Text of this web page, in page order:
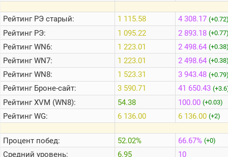
стримеров
Информация
Онлайн
Цветовая
шкала
Теlegram
ВК
Портал
РейтингРЭ старый:
РейтингРЭ:
РейтингWN6:
РейтингWN7:
РейтингWN8:
РейтингБроне-сайт:
РейтингXVM (WN8):
РейтингWG:
Процент побед:
Средний уровень:
1 115.58
1 095.22
1 223.01
1 223.01
1 523.31
3 590.71
54.38
6 136.00
52.02%
6.95
4 308.17
2 893.18
2 498.64
2 498.64
3 943.48
41 650.43
100.00 (+0.03)
6 136.00 (+2)
66.67% (+0)
10